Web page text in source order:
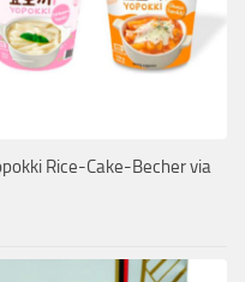
Rice-Cake-Becher via